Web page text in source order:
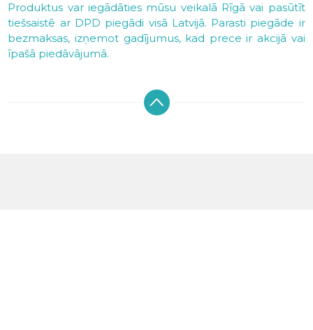
Produktus var iegādāties mūsu veikalā Rīgā vai pasūtīt
tiešsaistē ar DPD piegādi visā Latvijā. Parasti piegāde ir
bezmaksas, izņemot gadījumus, kad prece ir akcijā vai
īpašā piedāvājumā.